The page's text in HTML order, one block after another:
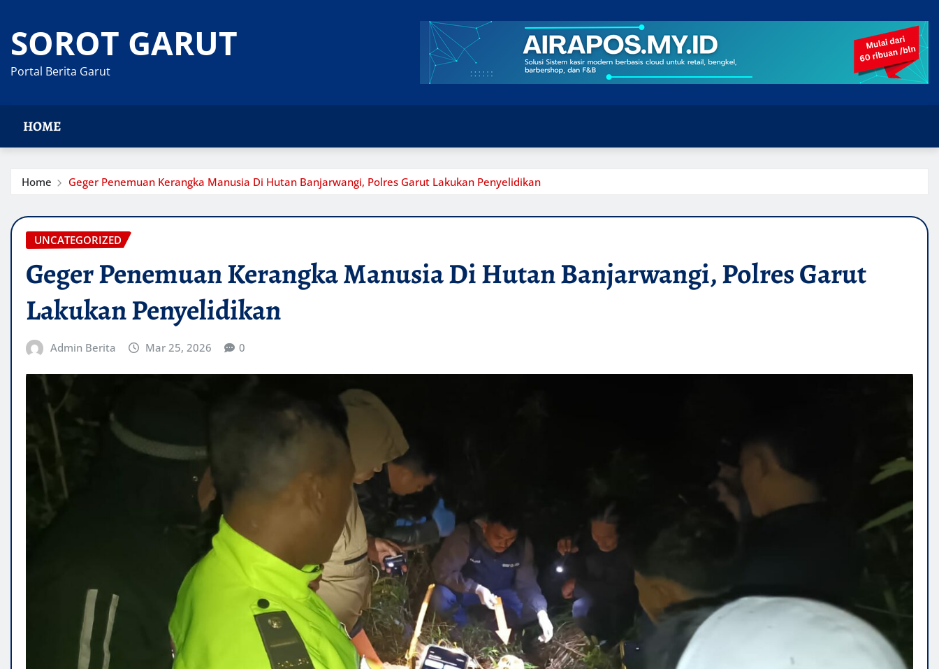
content
SOROT GARUT
Portal Berita Garut
HOME
Home Geger Penemuan Kerangka Manusia Di Hutan Banjarwangi, Polres Garut Lakukan Penyelidikan
UNCATEGORIZED
Geger Penemuan Kerangka Manusia Di Hutan Banjarwangi, Polres Garut
Lakukan Penyelidikan
Admin Berita Mar 25, 2026 0